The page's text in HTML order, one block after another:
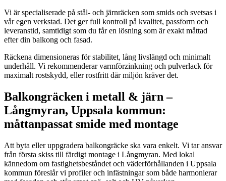
Vi är specialiserade på stål- och järnräcken som smids och svetsas i
vår egen verkstad. Det ger full kontroll på kvalitet, passform och
leveranstid, samtidigt som du får en lösning som är exakt måttad
efter din balkong och fasad.
Räckena dimensioneras för stabilitet, lång livslängd och minimalt
underhåll. Vi rekommenderar varmförzinkning och pulverlack för
maximalt rostskydd, eller rostfritt där miljön kräver det.
Balkongräcken i metall & järn –
Långmyran, Uppsala kommun:
måttanpassat smide med montage
Att byta eller uppgradera balkongräcke ska vara enkelt. Vi tar ansvar
från första skiss till färdigt montage i Långmyran. Med lokal
kännedom om fastighetsbeståndet och väderförhållanden i Uppsala
kommun föreslår vi profiler och infästningar som både harmonierar